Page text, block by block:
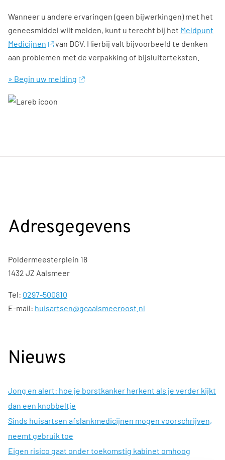
Wanneer u andere ervaringen (geen bijwerkingen) met het
geneesmiddel wilt melden, kunt u terecht bij het Meldpunt
Medicijnen
van DGV. Hierbij valt bijvoorbeeld te denken
aan problemen met de verpakking of bijsluiterteksten.
» Begin uw melding
Adresgegevens
Poldermeesterplein 18
1432 JZ Aalsmeer
Tel: 0297-500810
E-mail: huisartsen@gcaalsmeeroost.nl
Nieuws
Jong en alert: hoe je borstkanker herkent als je verder kijkt
dan een knobbeltje
Sinds huisartsen afslankmedicijnen mogen voorschrijven,
neemt gebruik toe
Eigen risico gaat onder toekomstig kabinet omhoog